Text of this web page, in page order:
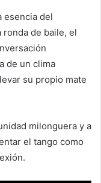
esencia del
de baile, el
de un clima
su propio mate
milonguera y a
el tango como